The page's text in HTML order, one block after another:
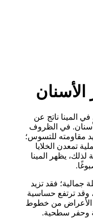
المينا ناتج عن
في الظروف
مقاومته للتسوس؛
تمعدن الخلايا
لذلك، يظهر المينا
جمالية؛ فقد تزيد
وقد ترتفع حساسية
الأعراض من خطوط
وحفر سطحية.